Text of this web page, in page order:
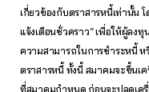
เกี่ยวข้องกับตราสารหนี้เท่านั้น
แจ้งเตือนชั่วคราว” เพื่อให้ผู้ลง
ความสามารถในการชำระหนี้
ตราสารหนี้ ทั้งนี้ สมาคมจะขึ้นเค
ที่สมาคมกำหนด ก่อนจะปลดเค